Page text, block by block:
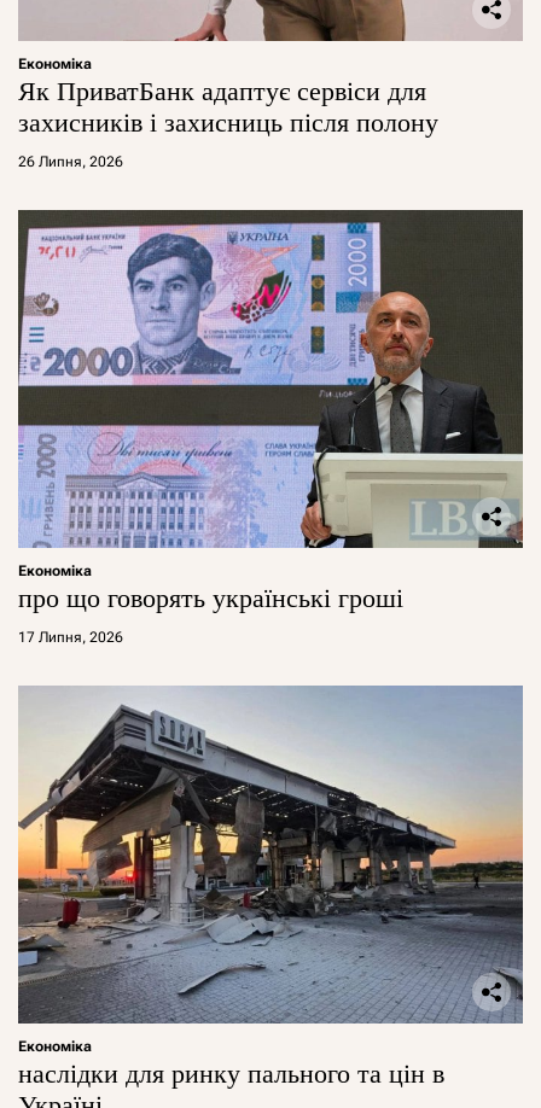
Економіка
Як ПриватБанк адаптує сервіси для
захисників і захисниць після полону
26 Липня, 2026
Економіка
про що говорять українські гроші
17 Липня, 2026
Економіка
наслідки для ринку пального та цін в